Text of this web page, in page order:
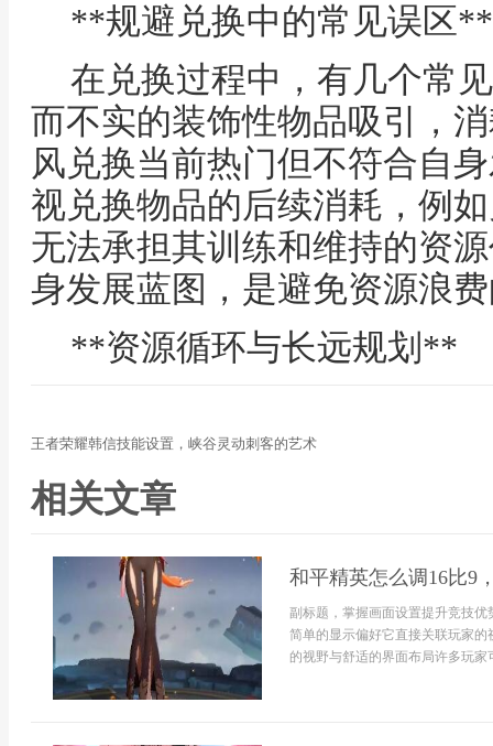
**规避兑换中的常见误区**
在兑换过程中，有几个常
而不实的装饰性物品吸引，
风兑换当前热门但不符合自
视兑换物品的后续消耗，例
无法承担其训练和维持的资
身发展蓝图，是避免资源浪
**资源循环与长远规划**
王者荣耀韩信技能设置，峡谷灵动刺客的艺术
相关文章
和平精英怎么调16比9
副标题，掌握画面设置提升竞技
简单的显示偏好它直接关联玩家
的视野与舒适的界面布局许多玩